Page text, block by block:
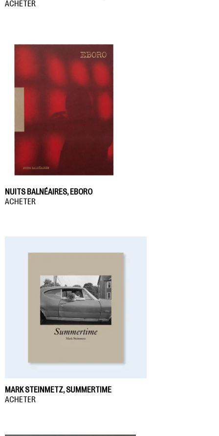
ACHETER
NUITS BALNÉAIRES, EBORO
ACHETER
MARK STEINMETZ, SUMMERTIME
ACHETER